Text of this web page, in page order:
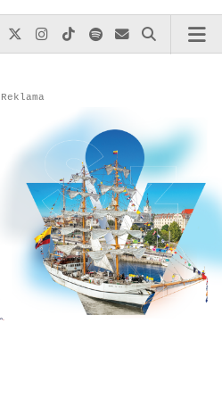
po prostu do nas zadzwoń
Odwiedź nas na Facebook-u
Odwiedź nas na X
Odwiedź nas na Instagram-ie
Odwiedź nas na TikTok-u
Szukaj nas na Spotify
Wyślij do nas
Szukaj